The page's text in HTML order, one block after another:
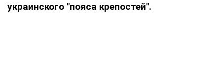
украинского "пояса крепостей".